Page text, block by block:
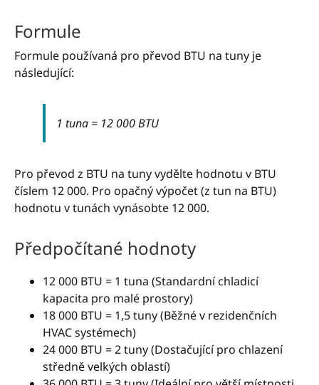
Formule
Formule používaná pro převod BTU na tuny je
následující:
1 tuna = 12 000 BTU
Pro převod z BTU na tuny vydělte hodnotu v BTU
číslem 12 000. Pro opačný výpočet (z tun na BTU)
hodnotu v tunách vynásobte 12 000.
Předpočítané hodnoty
12 000 BTU = 1 tuna (Standardní chladicí
kapacita pro malé prostory)
18 000 BTU = 1,5 tuny (Běžné v rezidenčních
HVAC systémech)
24 000 BTU = 2 tuny (Dostačující pro chlazení
středně velkých oblastí)